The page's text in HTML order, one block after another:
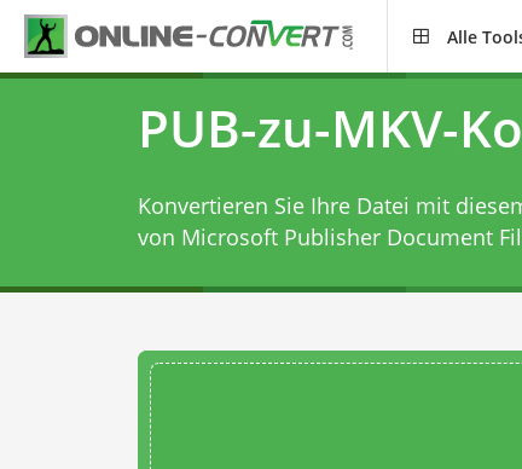
Alle
PUB-zu-MKV-
Konvertieren Sie Ihre Datei mit
von Microsoft Publisher Document